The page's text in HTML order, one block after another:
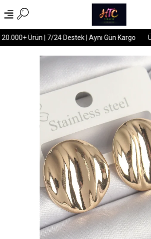
Ürün | 7/24 Destek | Aynı Gün Kargo